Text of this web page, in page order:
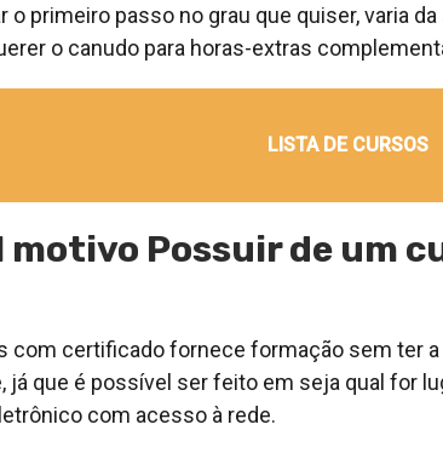
o primeiro passo no grau que quiser, varia
o canudo para horas-extras
LISTA DE CURSOS
motivo Possuir de um
com certificado fornece formação sem ter
já que é possível ser feito em seja qual for
com acesso à rede.